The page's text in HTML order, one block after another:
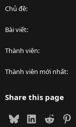
Chủ đề
Bài viết
Thành viên
Thành viên mới nhất
Share this page
BlueskyLinkedIn
Reddit